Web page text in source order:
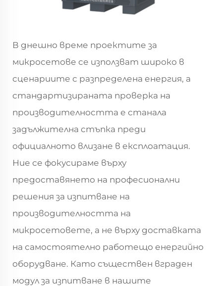
В днешно време проектите за
микросетове се използват широко в
сценариите с разпределена енергия, а
стандартизираната проверка на
производителността е станала
задължителна стъпка преди
официалното влизане в експлоатация.
Ние се фокусираме върху
предоставянето на професионални
решения за изпитване на
производителността на
микросетовете, а не върху доставката
на самостоятелно работещо енергийно
оборудване. Като съществен вграден
модул за изпитване в нашите